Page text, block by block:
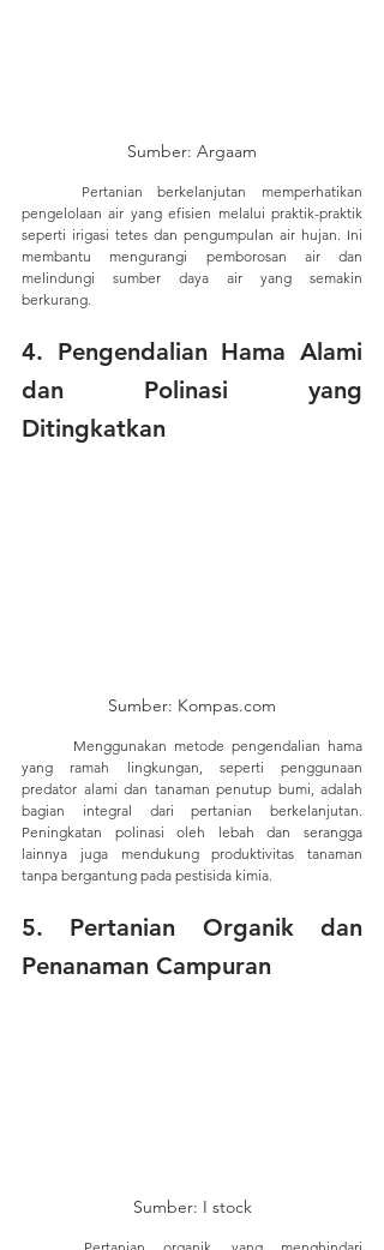
Sumber: Argaam
pengelolaan air yang efisien melalui praktik-praktik
seperti irigasi tetes dan pengumpulan air hujan. Ini
membantu mengurangi pemborosan air dan
melindungi sumber daya air yang semakin
berkurang.
4. Pengendalian Hama Alami
dan Polinasi yang
Ditingkatkan
Sumber: Kompas.com
yang ramah lingkungan, seperti penggunaan
predator alami dan tanaman penutup bumi, adalah
bagian integral dari pertanian berkelanjutan.
Peningkatan polinasi oleh lebah dan serangga
lainnya juga mendukung produktivitas tanaman
tanpa bergantung pada pestisida kimia.
5. Pertanian Organik dan
Penanaman Campuran
Sumber: I stock